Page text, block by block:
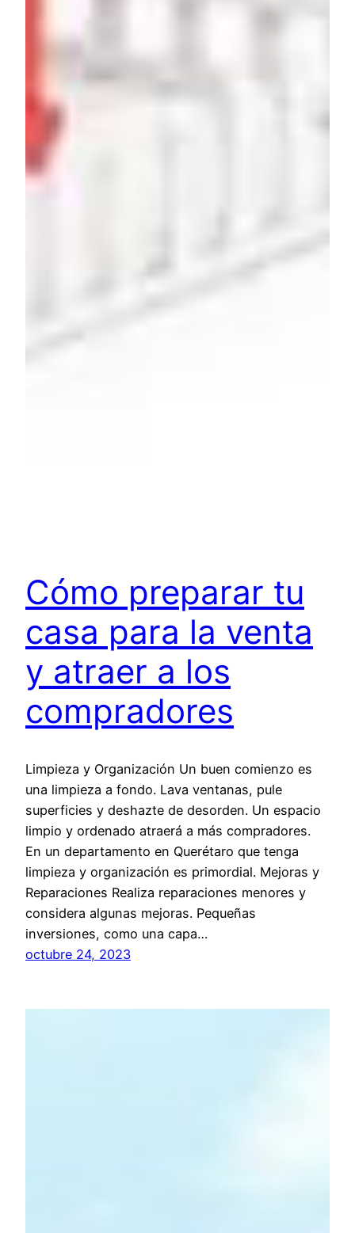
Cómo preparar tu
casa para la venta
y atraer a los
compradores
Limpieza y Organización Un buen comienzo es
una limpieza a fondo. Lava ventanas, pule
superficies y deshazte de desorden. Un espacio
limpio y ordenado atraerá a más compradores.
En un departamento en Querétaro que tenga
limpieza y organización es primordial. Mejoras y
Reparaciones Realiza reparaciones menores y
considera algunas mejoras. Pequeñas
inversiones, como una capa…
octubre 24, 2023